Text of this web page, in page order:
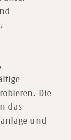
Die
das
und